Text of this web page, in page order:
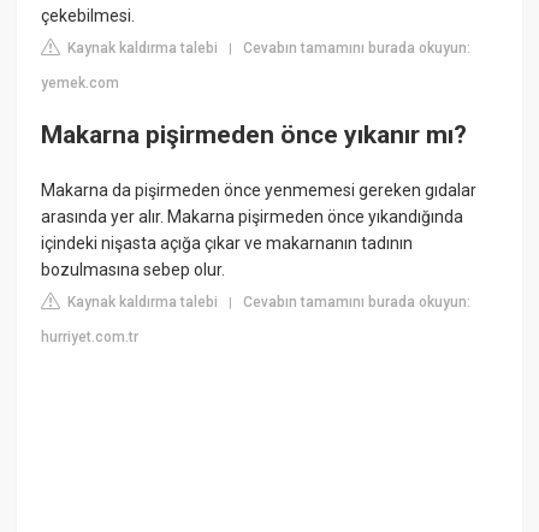
çekebilmesi.
Kaynak kaldırma talebi |Cevabın tamamını burada okuyun:
yemek.com
Makarna pişirmeden önce yıkanır mı?
Makarna da pişirmeden önce yenmemesi gereken gıdalar
arasında yer alır. Makarna pişirmeden önce yıkandığında
içindeki nişasta açığa çıkar ve makarnanın tadının
bozulmasına sebep olur.
Kaynak kaldırma talebi |Cevabın tamamını burada okuyun:
hurriyet.com.tr